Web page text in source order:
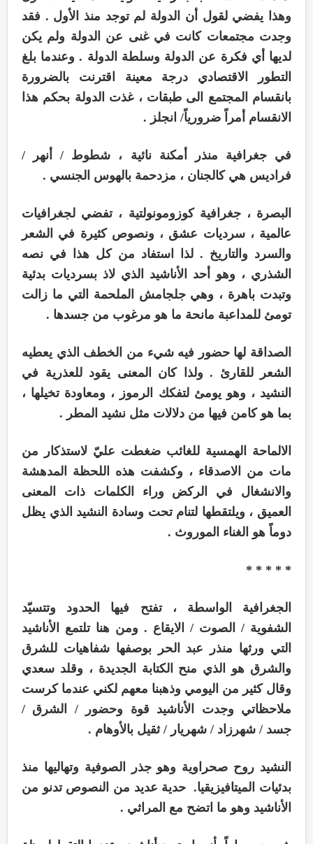
وهذا يفضي لقول أن الدولة لم توجد منذ الأول . فقد
وجدت مجتمعات كانت في غنى عن الدولة ولم يكن
لديها أي فكرة عن الدولة وسلطة الدولة . وعندما بلغ
التطور الاقتصادي درجة معينة اقترنت بالضرورة
بانقسام المجتمع الى طبقات ، غذت الدولة بحكم هذا
الانقسام أمراً ضرورياً/ انجلز .
في جغرافية منذر أمكنة نائية ، شطوط / أنهر /
فراديس هي كالجنان ، مزدحمة بالهوس الجنسي .
البصرة ، جغرافية كوزومونولتية ، تفضي لجغرافيات
عالمية ، سرديات عشق ، ونصوص كثيرة في الشعر
والسرد والتاريخ . لذا استفاد من كل هذا في نصه
الشذري ، وهو أحد الأناشيد الذي لاذ بسرديات بدئية
وتبدت باهرة ، وهي جلجامش الملحمة التي ما زالت
تومئ للمداعبة مانحة ما هو مرغوب من جسدها .
الصداقة لها حضور فيه شيء من الخطف الذي يعطيه
الشعر للقارئ . ولذا كان المعنى يقود للعذرية في
النشيد ، وهو يومئ لتفكك الرموز ، ومعاودة تخيلها ،
بما هو كامن فيها من دلالات مثل نشيد المطر .
الالماحة الهمسية للغائب ضغطت عليّ لاستذكار من
مات من الاصدقاء ، وكشفت هذه اللحظة المدهشة
والانشغال في الركض وراء الكلمات ذات المعنى
العميق ، ويلتقطها لتنام تحت وسادة النشيد الذي يظل
دوماً هو الغناء الموروث .
* * * * *
الجغرافية الواسطة ، تفتح فيها الحدود وتتسيّد
الشفوية / الصوت / الايقاع . ومن هنا تلتمع الأناشيد
التي ورثها منذر عبد الحر بوصفها شفاهيات للشرق
والشرق هو الذي منح الكتابة الجديدة ، وقلد سعدي
وقال كثير من اليومي وذهبنا معهم لكني عندما كرست
ملاحظاتي وجدت الأناشيد قوة وحضور / الشرق /
جسد / شهرزاد / شهريار / ثقيل بالأوهام .
النشيد روح صحراوية وهو جذر الصوفية وتهاليها منذ
بدئيات الميتافيزيقيا. حدية عديد من النصوص تدنو من
الأناشيد وهو ما اتضح مع المراثي .